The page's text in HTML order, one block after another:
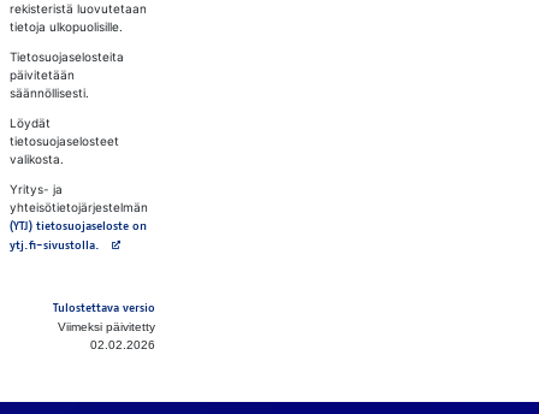
rekisteristä luovutetaan
tietoja ulkopuolisille.
Tietosuojaselosteita
päivitetään
säännöllisesti.
Löydät
tietosuojaselosteet
valikosta.
Yritys- ja
yhteisötietojärjestelmän
(YTJ) tietosuojaseloste on
ytj.fi-sivustolla. Avautuu uuteen välilehteen
Tulostettava versio
Viimeksi päivitetty
02.02.2026